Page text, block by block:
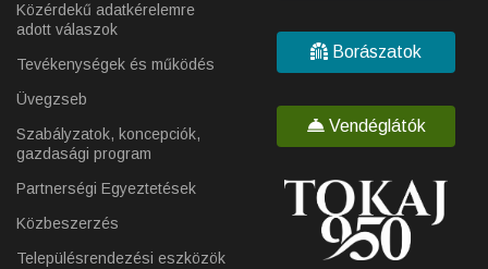
Közérdekű adatkérelemre
adott válaszok
Tevékenységek és működés
Üvegzseb
Szabályzatok, koncepciók,
gazdasági program
Partnerségi Egyeztetések
Közbeszerzés
Településrendezési eszközök
Borászatok
Vendéglátók